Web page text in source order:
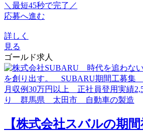
＼最短45秒で完了／
応募へ進む
詳しく
見る
ゴールド求人
【株式会社スバルの期間